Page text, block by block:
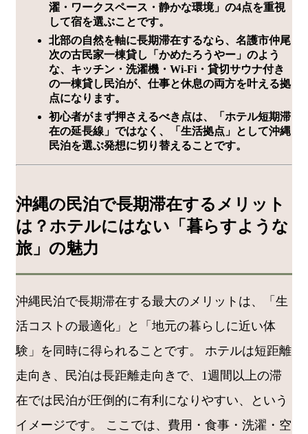
濯・ワークスペース・静かな環境」の4点を重視
して宿を選ぶことです。
北部の自然を軸に長期滞在するなら、名護市仲尾
次の古民家一棟貸し「かめたろうやー」のよう
な、キッチン・洗濯機・Wi-Fi・貸切サウナ付き
の一棟貸し民泊が、仕事と休息の両方を叶える拠
点になります。
初心者がまず押さえるべき点は、「ホテル短期滞
在の延長線」ではなく、「生活拠点」として沖縄
民泊を選ぶ発想に切り替えることです。
沖縄の民泊で長期滞在するメリット
は？ホテルにはない「暮らすような
旅」の魅力
沖縄民泊で長期滞在する最大のメリットは、「生
活コストの最適化」と「地元の暮らしに近い体
験」を同時に得られることです。 ホテルは短距離
走向き、民泊は長距離走向きで、1週間以上の滞
在では民泊が圧倒的に有利になりやすい、という
イメージです。 ここでは、費用・食事・洗濯・空